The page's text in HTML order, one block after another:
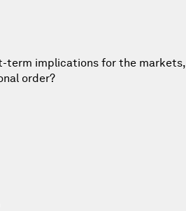
term implications for the markets,
order?